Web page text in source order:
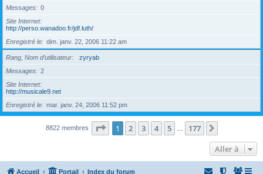
Messages
0
Site Internet
http://perso.wanadoo.fr/jdf.luth/
Enregistré le
dim. janv. 22, 2006 11:22 am
Rang, Nom d’utilisateur
zyryab
Messages
2
Site Internet
http://musicale9.net
Enregistré le
mar. janv. 24, 2006 11:52 pm
8822 membres Page 1sur177
1 2 3 4 5 177
Aller à
Accueil Portail Index du forum